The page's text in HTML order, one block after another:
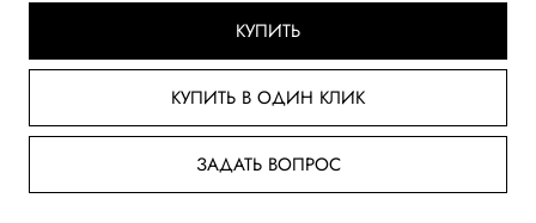
КУПИТЬ
КУПИТЬ В ОДИН КЛИК
ЗАДАТЬ ВОПРОС